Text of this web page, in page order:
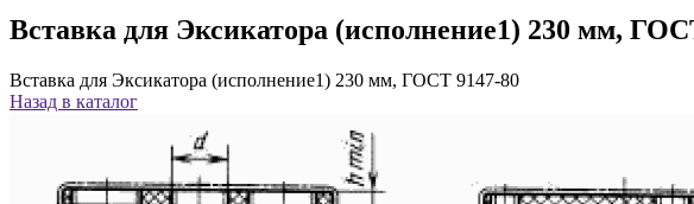
Вставка для Эксикатора (исполнение1) 230 мм,
Вставка для Эксикатора (исполнение1) 230 мм, ГОСТ 9147-80
Назад в каталог